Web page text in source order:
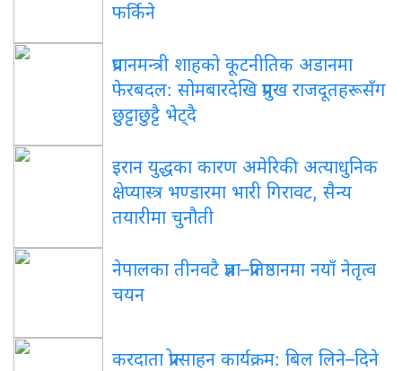
फर्किने
प्रधानमन्त्री शाहको कूटनीतिक अडानमा
फेरबदल: सोमबारदेखि प्रमुख राजदूतहरूसँग
छुट्टाछुट्टै भेट्दै
इरान युद्धका कारण अमेरिकी अत्याधुनिक
क्षेप्यास्त्र भण्डारमा भारी गिरावट, सैन्य
तयारीमा चुनौती
नेपालका तीनवटै प्रज्ञा–प्रतिष्ठानमा नयाँ नेतृत्व
चयन
करदाता प्रोत्साहन कार्यक्रम: बिल लिने–दिने